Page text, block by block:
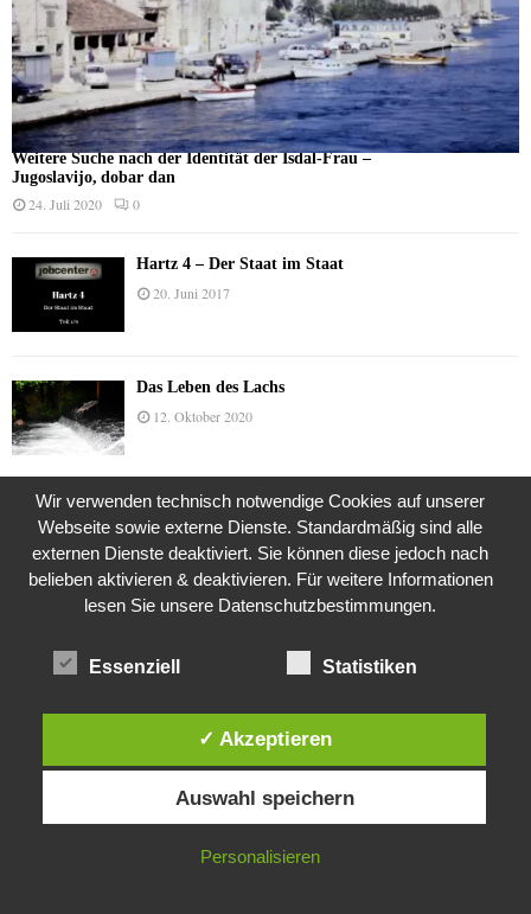
Weitere Suche nach der Identität der Isdal-Frau –
Jugoslavijo, dobar dan
24. Juli 2020 0
Hartz 4 – Der Staat im Staat
20. Juni 2017
Das Leben des Lachs
12. Oktober 2020
Die Geschichte der Kubushäuser
9. Juli 2018
24. November 2015
3. November 2019
Diese Website verwendet Cookies. Durch die weitere Nutzung dieser
Website stimmst du der Verwendung von Cookies zu.
IN ORDNUNG
Wir verwenden technisch notwendige Cookies auf unserer
Webseite sowie externe Dienste. Standardmäßig sind alle
externen Dienste deaktiviert. Sie können diese jedoch nach
belieben aktivieren & deaktivieren. Für weitere Informationen
lesen Sie unsere Datenschutzbestimmungen.
Essenziell Statistiken
✓ Akzeptieren
Auswahl speichern
Personalisieren